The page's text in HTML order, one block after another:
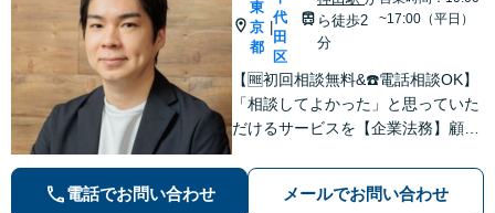
東
京
都
代
田
区
ら徒歩2
分
~17:00（平日）
【🆓初回相談無料&☎️電話相談OK】
「相談してよかった」と思っていた
だけるサービスを【企業法務】顧問
りなし・相談回数無制限を叶えた企
業法務プラン
電話でお問い合わせ メールでお問い合わせ